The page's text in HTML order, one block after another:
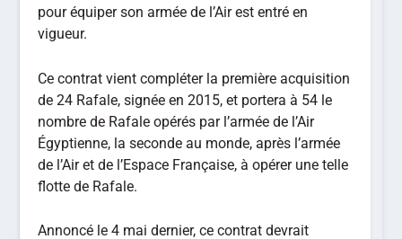
pour équiper son armée de l’Air est entré en
vigueur.
Ce contrat vient compléter la première acquisition
de 24 Rafale, signée en 2015, et portera à 54 le
nombre de Rafale opérés par l’armée de l’Air
Égyptienne, la seconde au monde, après l’armée
de l’Air et de l’Espace Française, à opérer une telle
flotte de Rafale.
Annoncé le 4 mai dernier, ce contrat devrait